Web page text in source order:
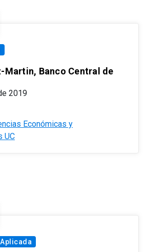
Martin, Banco Central de
2019
Económicas y
UC